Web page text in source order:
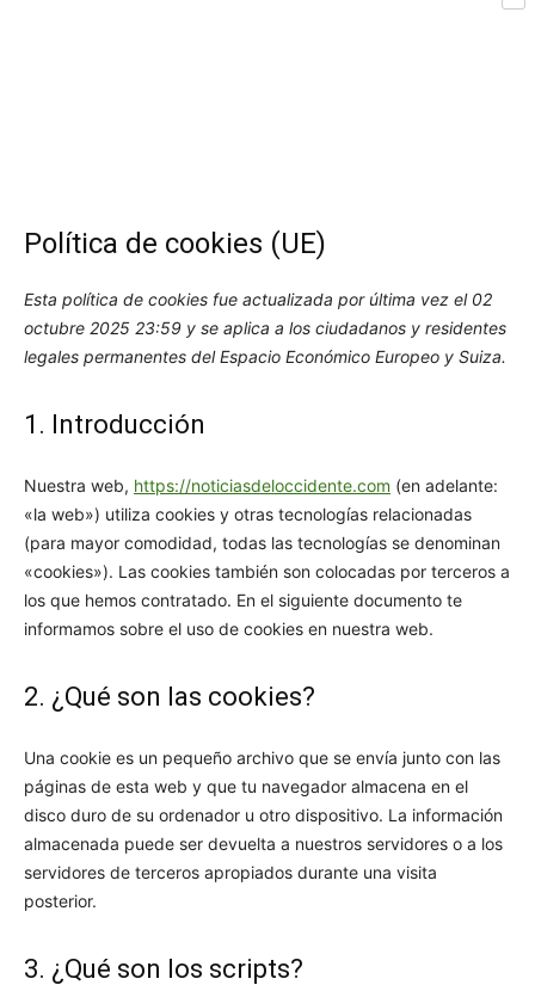
Política de cookies (UE)
Esta política de cookies fue actualizada por última vez el 02
octubre 2025 23:59 y se aplica a los ciudadanos y residentes
legales permanentes del Espacio Económico Europeo y Suiza.
1. Introducción
Nuestra web, https://noticiasdeloccidente.com (en adelante:
«la web») utiliza cookies y otras tecnologías relacionadas
(para mayor comodidad, todas las tecnologías se denominan
«cookies»). Las cookies también son colocadas por terceros a
los que hemos contratado. En el siguiente documento te
informamos sobre el uso de cookies en nuestra web.
2. ¿Qué son las cookies?
Una cookie es un pequeño archivo que se envía junto con las
páginas de esta web y que tu navegador almacena en el
disco duro de su ordenador u otro dispositivo. La información
almacenada puede ser devuelta a nuestros servidores o a los
servidores de terceros apropiados durante una visita
posterior.
3. ¿Qué son los scripts?